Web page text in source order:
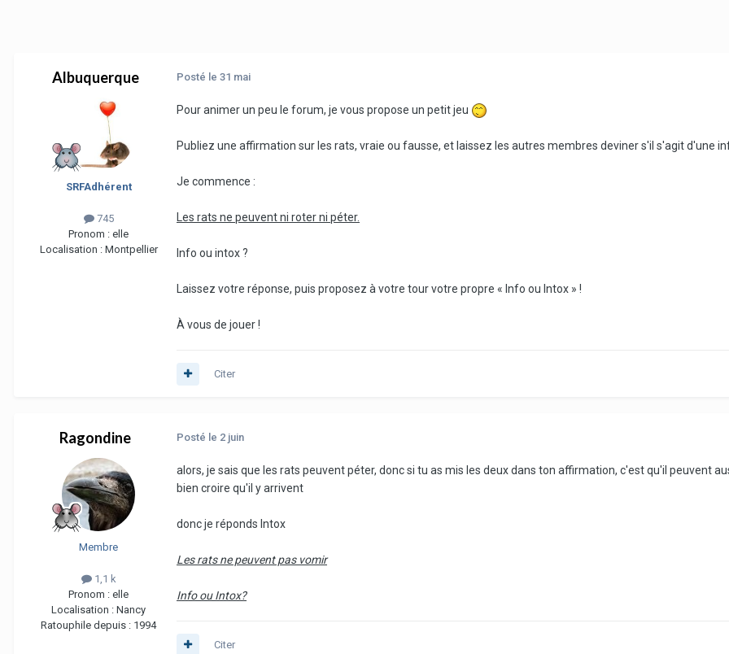
Albuquerque
SRFAdhérent
745
Pronom : elle
Localisation : Montpellier
Posté le 31 mai
Pour animer un peu le forum, je vous propose un petit jeu
Publiez une affirmation sur les rats, vraie ou fausse, et laissez les autres membres deviner s'il s'agit d'une
Je commence :
Les rats ne peuvent ni roter ni péter.
Info ou intox ?
Laissez votre réponse, puis proposez à votre tour votre propre « Info ou Intox » !
À vous de jouer !
Citer
Ragondine
Membre
1,1 k
Pronom : elle
Localisation : Nancy
Ratouphile depuis : 1994
Posté le 2 juin
alors, je sais que les rats peuvent péter, donc si tu as mis les deux dans ton affirmation, c'est qu'il peuvent
bien croire qu'il y arrivent
donc je réponds Intox
Les rats ne peuvent pas vomir
Info ou Intox?
Citer